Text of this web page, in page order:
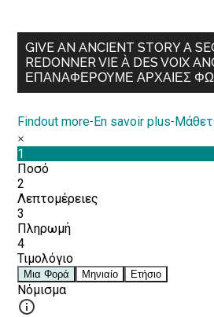
GIVE AN ANCIENT STORY A
REDONNER VIE À DES VOIX
ΕΠΑΝΑΦΈΡΟΥΜΕ ΑΡΧΑΊΕΣ
Findout more-En savoir plus-